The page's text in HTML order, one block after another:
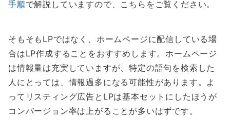
手順で解説していますので、こちらをご覧ください。
そもそもLPではなく、ホームページに配信している場
合はLP作成することをおすすめします。ホームページ
は情報量は充実していますが、特定の語句を検索した
人にとっては、情報過多になる可能性があります。よ
ってリスティング広告とLPは基本セットにしたほうが
コンバージョン率は上がることが多いはずです。